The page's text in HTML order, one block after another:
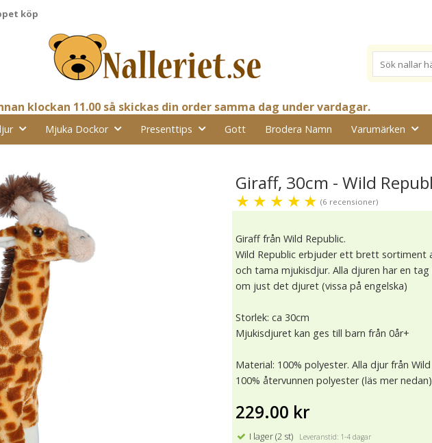
köp
klockan 11.00 så skickas din order samma dag under vardagar.
Mjuka Dockor Presenttips Gott Brodera Namn Varumärken
Giraff, 30cm - Wild
★ ★ ★ ★ ★ (6 recensioner)
Giraff från Wild Republic.
Wild Republic erbjuder ett brett sortiment
och tama mjukisdjur. Alla djuren har en
om just det djuret (vissa på engelska)
Storlek: ca 30cm
Mjukisdjuret kan ges till barn från 0år+
Material: 100% polyester. Alla djur från
100% återvunnen polyester (läs mer nedan)
229.00 kr
I lager (2 st) Leveranstid: 1-4 dagar